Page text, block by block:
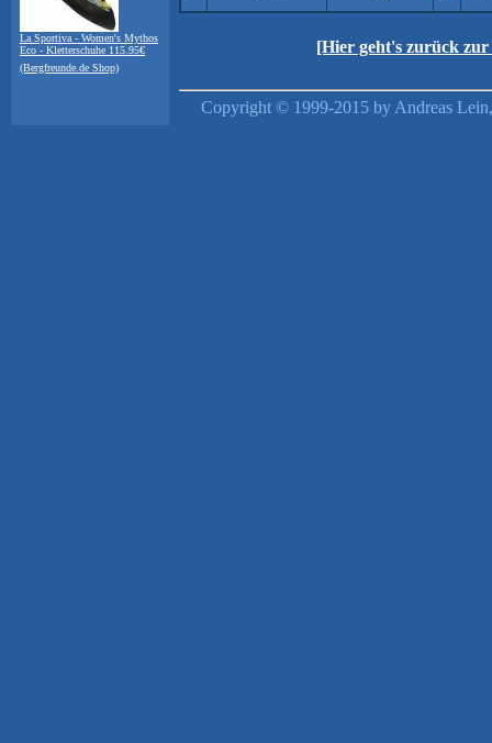
La Sportiva - Women's Mythos
Eco - Kletterschuhe 115.95€
(Bergfreunde.de Shop)
[Hier geht's zurück zur
Copyright © 1999-2015 by Andreas